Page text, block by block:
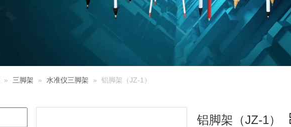
» 三脚架 » 水准仪三脚架 » 铝脚架（JZ-1）
铝脚架（JZ-1）